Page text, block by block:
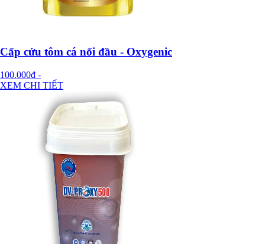
Cấp cứu tôm cá nổi đầu - Oxygenic
100.000đ -
XEM CHI TIẾT